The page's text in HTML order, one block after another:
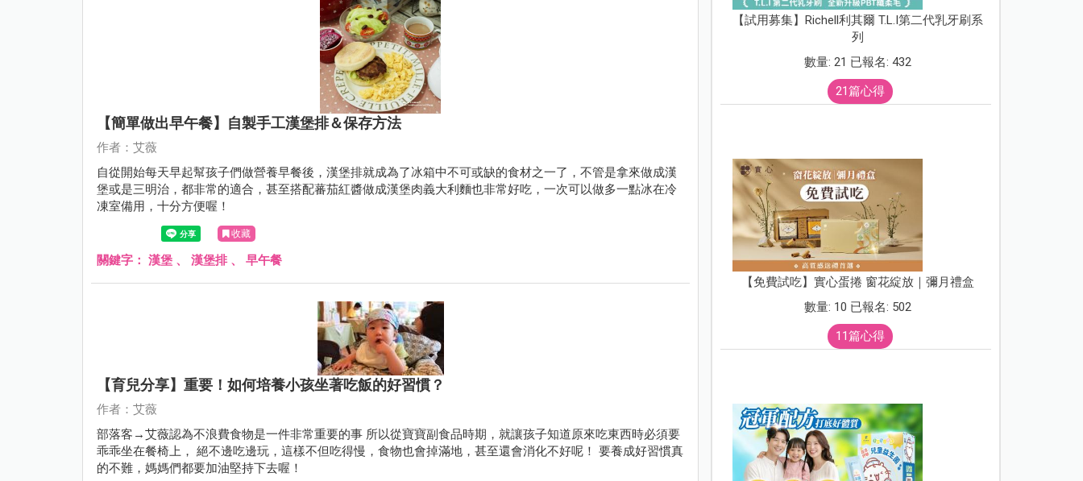
【簡單做出早午餐】自製手工漢堡排＆保存方法
作者：艾薇
自從開始每天早起幫孩子們做營養早餐後，漢堡排就成為了冰箱中不可或缺的食材之一了，不管是拿來做成漢
堡或是三明治，都非常的適合，甚至搭配蕃茄紅醬做成漢堡肉義大利麵也非常好吃，一次可以做多一點冰在冷
凍室備用，十分方便喔！
收藏
關鍵字： 漢堡 、 漢堡排、 早午餐
【育兒分享】重要！如何培養小孩坐著吃飯的好習慣？
作者：艾薇
部落客→艾薇認為不浪費食物是一件非常重要的事 所以從寶寶副食品時期，就讓孩子知道原來吃東西時必須要
乖乖坐在餐椅上， 絕不邊吃邊玩，這樣不但吃得慢，食物也會掉滿地，甚至還會消化不好呢！ 要養成好習慣真
的不難，媽媽們都要加油堅持下去喔！
【試用募集】Richell利其爾 T.L.I第二代乳牙刷系
列
數量: 21 已報名: 432
21篇心得
【免費試吃】實心蛋捲 窗花綻放｜彌月禮盒
數量: 10 已報名: 502
11篇心得